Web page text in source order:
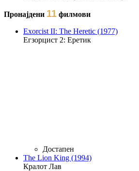
Пронајдени 11 филмови
Exorcist II: The Heretic (1977)
Егзорцист 2: Еретик
Достапен
The Lion King (1994)
Кралот Лав